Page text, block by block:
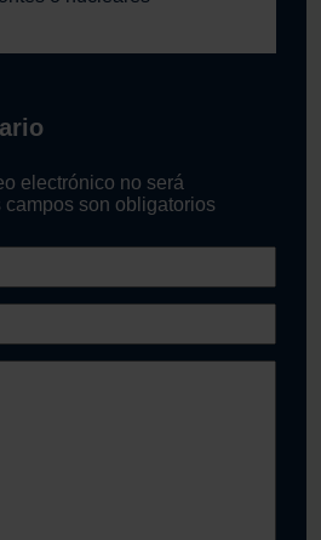
electrónico no será
son obligatorios